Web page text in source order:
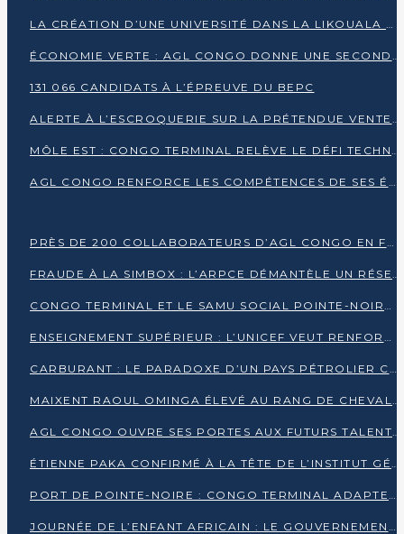
LA CRÉATION D’UNE UNIVERSITÉ DANS LA LIKOUALA AU CŒUR D’UNE RÉFLEXION NATIONALE
ÉCONOMIE VERTE : AGL CONGO DONNE UNE SECONDE VIE À SES DÉCHETS INDUSTRIELS
131 066 CANDIDATS À L’ÉPREUVE DU BEPC
ALERTE À L’ESCROQUERIE SUR LA PRÉTENDUE VENTE DE PARCELLES AFAT
MÔLE EST : CONGO TERMINAL RELÈVE LE DÉFI TECHNIQUE DES SABLES BITUMINEUX
AGL CONGO RENFORCE LES COMPÉTENCES DE SES ÉQUIPES AVEC LA CERTIFICATION CACES® R483
PRÈS DE 200 COLLABORATEURS D’AGL CONGO EN FORMATION JUSQU’EN JUILLET
FRAUDE À LA SIMBOX : L’ARPCE DÉMANTÈLE UN RÉSEAU UTILISANT DES CARTES SIM OUGANDAISES
CONGO TERMINAL ET LE SAMU SOCIAL POINTE-NOIRE RENOUVELLENT LEUR PARTENARIAT EN FAVEUR DES JEUNES VULNÉRABLES
ENSEIGNEMENT SUPÉRIEUR : L’UNICEF VEUT RENFORCER LA RECHERCHE SUR LES QUESTIONS DE L’ENFANCE
CARBURANT : LE PARADOXE D’UN PAYS PÉTROLIER CONFRONTÉ À DES PÉNURIES RÉCURRENTES
MAIXENT RAOUL OMINGA ÉLEVÉ AU RANG DE CHEVALIER DE L’ORDRE DE L’AMITIÉ ENTRE LA RUSSIE ET LE CONGO
AGL CONGO OUVRE SES PORTES AUX FUTURS TALENTS DE LA LOGISTIQUE
ÉTIENNE PAKA CONFIRMÉ À LA TÊTE DE L’INSTITUT GÉOGRAPHIQUE NATIONAL
PORT DE POINTE-NOIRE : CONGO TERMINAL ADAPTE SON DRAGAGE AUX SABLES BITUMINEUX
JOURNÉE DE L’ENFANT AFRICAIN : LE GOUVERNEMENT RÉAFFIRME SON ENGAGEMENT POUR L’ACCÈS À L’EAU ET À L’ASSAINISSEMENT